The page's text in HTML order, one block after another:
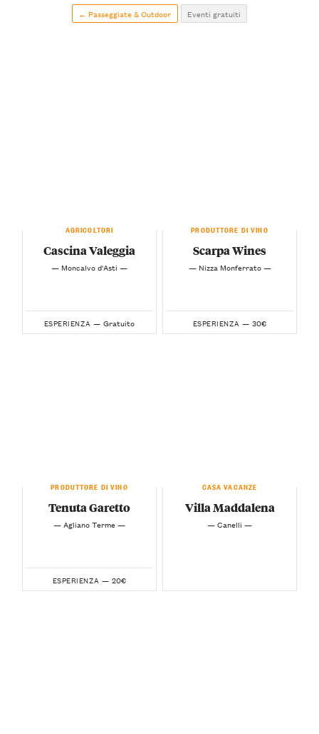
← Passeggiate & Outdoor Eventi gratuiti
AGRICOLTORI
Cascina Valeggia
— Moncalvo d'Asti —
ESPERIENZA — Gratuito
PRODUTTORE DI VINO
Scarpa Wines
— Nizza Monferrato —
ESPERIENZA — 30€
PRODUTTORE DI VINO
Tenuta Garetto
— Agliano Terme —
ESPERIENZA — 20€
CASA VACANZE
Villa Maddalena
— Canelli —